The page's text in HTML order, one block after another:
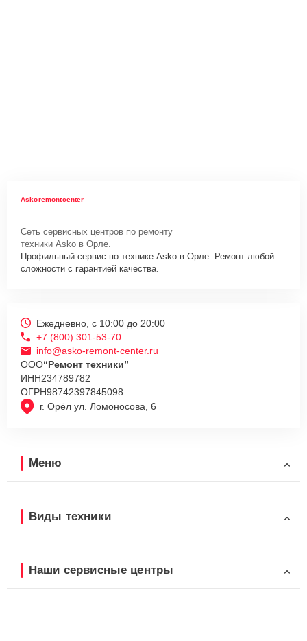
Askoremontcenter
Сеть сервисных центров по ремонту
техники Asko в Орле.
Профильный сервис по технике Asko в Орле. Ремонт любой
сложности с гарантией качества.
г. Орёл ул. Ломоносова, 6
Ежедневно, с 10:00 до 20:00
+7 (800) 301-53-70
info@asko-remont-center.ru
ООО“Ремонт техники”
ИНН234789782
ОГРН98742397845098
Меню
Виды техники
Наши сервисные центры